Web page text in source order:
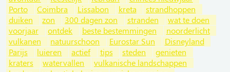
Porto
Coimbra Lissabon kreta
strandhoppen
duiken
zon 300 dagen zon stranden
wat te doen
voorjaar
ontdek beste bestemmingen
noorderlicht
vulkanen
natuurschoon Eurostar Sun
Disneyland
Parijs
luieren actief tips steden
genieten
kraters
watervallen
vulkanische landschappen